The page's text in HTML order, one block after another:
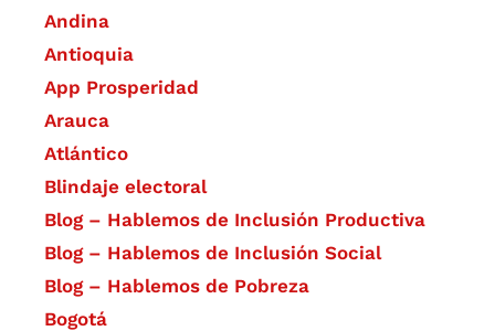
Andina
Antioquia
App Prosperidad
Arauca
Atlántico
Blindaje electoral
Blog – Hablemos de Inclusión Productiva
Blog – Hablemos de Inclusión Social
Blog – Hablemos de Pobreza
Bogotá